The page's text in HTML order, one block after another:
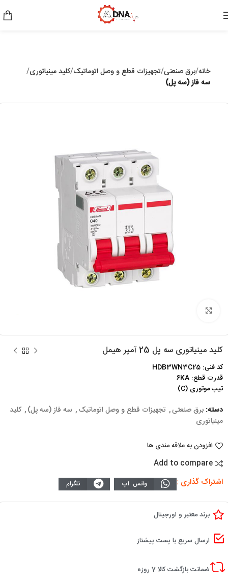
خانه برق صنعتی تجهیزات قطع و وصل اتوماتیک کلید مینیاتوری
سه فاز (سه پل)
کلید مینیاتوری سه پل 25 آمپر هیمل
کد فنی: HDB3WN3C25
قدرت قطع: 6KA
تیپ موتوری (C)
دسته: برق صنعتی, تجهیزات قطع و وصل اتوماتیک, سه فاز (سه پل), کلید
مینیاتوری
افزودن به علاقه مندی ها
Add to compare
اشتراک گذاری : واتس اپ تلگرام
برند معتبر و اورجینال
ارسال سریع با پست پیشتاز
ضمانت بازگشت کالا 7 روزه